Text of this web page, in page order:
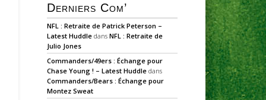
Derniers Com’
NFL : Retraite de Patrick Peterson –
Latest Huddle dansNFL : Retraite de
Julio Jones
Commanders/49ers : Échange pour
Chase Young ! – Latest Huddle dans
Commanders/Bears : Échange pour
Montez Sweat